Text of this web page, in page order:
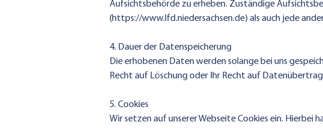
Aufsichtsbehörde zu erheben. Zuständige
(https://www.lfd.niedersachsen.de) als auch jede
4. Dauer der Datenspeicherung
Die erhobenen Daten werden solange bei uns
Recht auf Löschung oder Ihr Recht auf
5. Cookies
Wir setzen auf unserer Webseite Cookies ein. Hierbei